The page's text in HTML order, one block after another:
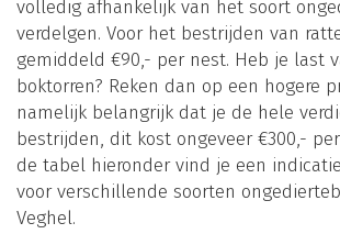
volledig afhankelijk van het soort
verdelgen. Voor het bestrijden van
gemiddeld €90,- per nest. Heb je last
boktorren? Reken dan op een hogere
namelijk belangrijk dat je de hele
bestrijden, dit kost ongeveer €300,-
de tabel hieronder vind je een
voor verschillende soorten
Veghel.